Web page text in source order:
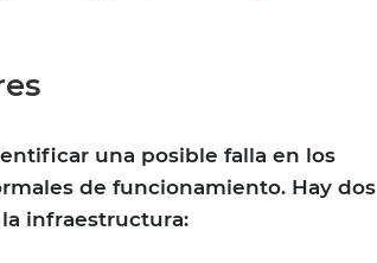
una posible falla en los
de funcionamiento. Hay dos
infraestructura: